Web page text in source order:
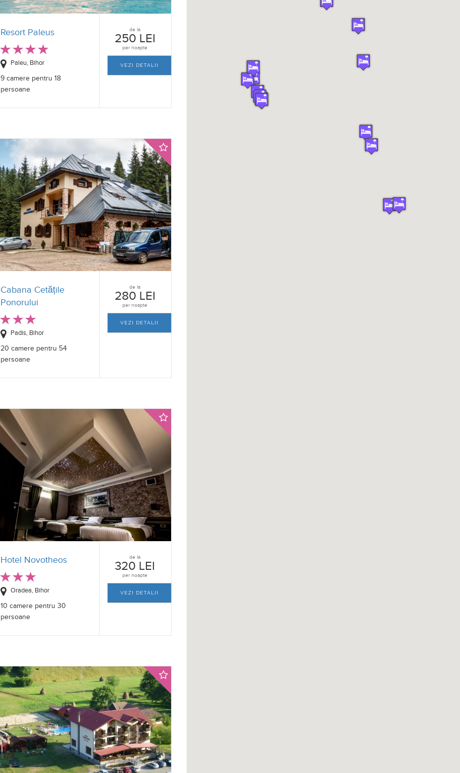
Resort Paleus
Paleu, Bihor
9 camere pentru 18
persoane
de la
250 LEI
per noapte
VEZI DETALII
Cabana Cetățile
Ponorului
Padis, Bihor
20 camere pentru 54
persoane
de la
280 LEI
per noapte
VEZI DETALII
Hotel Novotheos
Oradea, Bihor
10 camere pentru 30
persoane
de la
320 LEI
per noapte
VEZI DETALII